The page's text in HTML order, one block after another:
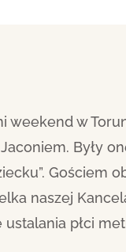
weekend w
Były
Gościem
naszej
ustalania płci